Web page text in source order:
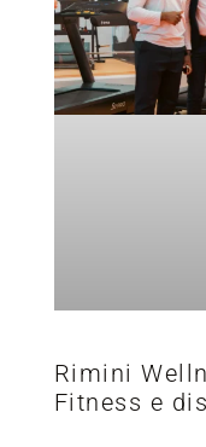
Rimini
Fitness e